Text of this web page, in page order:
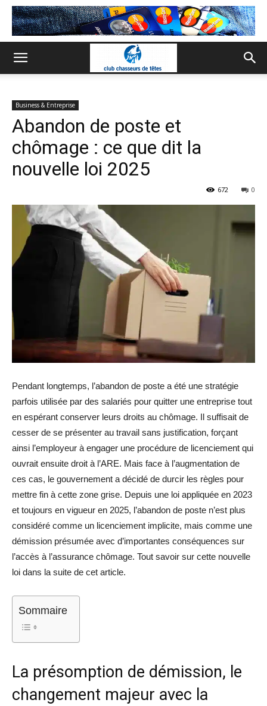
Business & Entreprise
Abandon de poste et
chômage : ce que dit la
nouvelle loi 2025
0
672
Pendant longtemps, l’abandon de poste a été une stratégie
parfois utilisée par des salariés pour quitter une entreprise tout
en espérant conserver leurs droits au chômage. Il suffisait de
cesser de se présenter au travail sans justification, forçant
ainsi l’employeur à engager une procédure de licenciement qui
ouvrait ensuite droit à l’ARE. Mais face à l’augmentation de
ces cas, le gouvernement a décidé de durcir les règles pour
mettre fin à cette zone grise. Depuis une loi appliquée en 2023
et toujours en vigueur en 2025, l’abandon de poste n’est plus
considéré comme un licenciement implicite, mais comme une
démission présumée avec d’importantes conséquences sur
l’accès à l’assurance chômage. Tout savoir sur cette nouvelle
loi dans la suite de cet article.
Sommaire
La présomption de démission, le
changement majeur avec la